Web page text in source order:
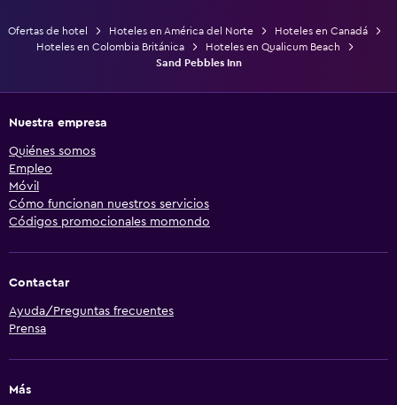
Ofertas de hotel Hoteles en América del Norte
Hoteles en Canadá
Hoteles en Colombia Británica
Hoteles en Qualicum Beach
Sand Pebbles Inn
Nuestra empresa
Quiénes somos
Empleo
Móvil
Cómo funcionan nuestros servicios
Códigos promocionales momondo
Contactar
Ayuda/Preguntas frecuentes
Prensa
Más